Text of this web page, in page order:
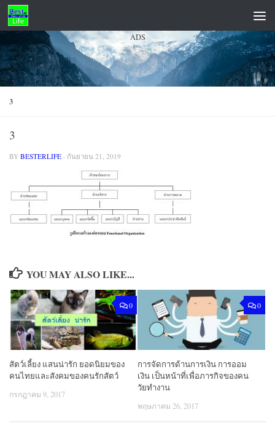
Skip to content
ADS
3
3
BY BESTERLIFE · กันยายน 21, 2019
YOU MAY ALSO LIKE...
0
สัตว์เลี้ยง แสนน่ารัก ยอดนิยมของ
คนไทยและสังคมของคนรักสัตว์
กรกฎาคม 9, 2017
0
การจัดการด้านการเงิน การออม
เงิน เป็นหน้าที่เพื่อภารกิจของคน
วัยทำงาน
พฤษภาคม 26, 2017